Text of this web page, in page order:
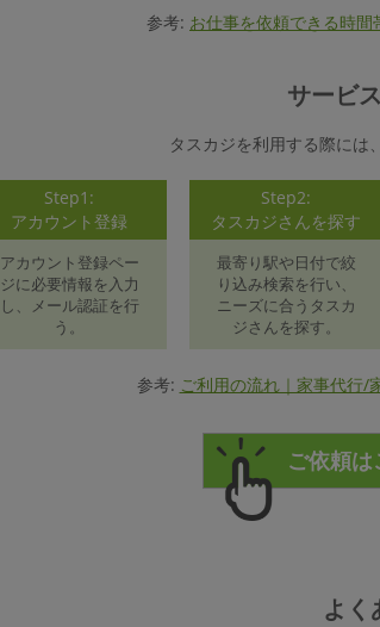
参考: お仕事を依頼できる時
サービ
タスカジを利用する際には
Step1:
アカウント登録
アカウント登録ペー
ジに必要情報を入力
し、メール認証を行
う。
Step2:
タスカジさんを探す
最寄り駅や日付で絞
り込み検索を行い、
ニーズに合うタスカ
ジさんを探す。
参考: ご利用の流れ｜家事代行/
よく